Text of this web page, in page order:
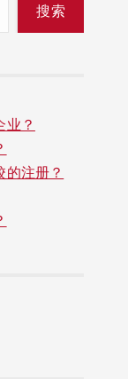
搜索
业？
注册？